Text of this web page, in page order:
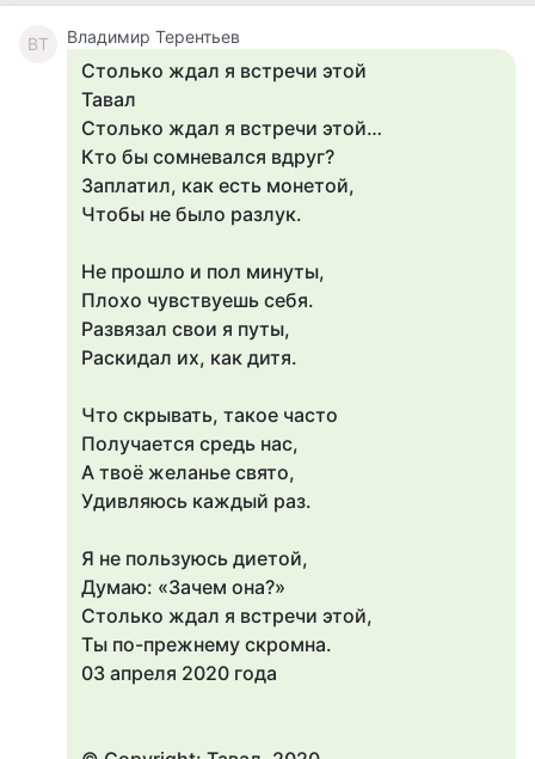
ВТ Владимир Терентьев
Столько ждал я встречи этой
Тавал
Столько ждал я встречи этой…
Кто бы сомневался вдруг?
Заплатил, как есть монетой,
Чтобы не было разлук.
Не прошло и пол минуты,
Плохо чувствуешь себя.
Развязал свои я путы,
Раскидал их, как дитя.
Что скрывать, такое часто
Получается средь нас,
А твоё желанье свято,
Удивляюсь каждый раз.
Я не пользуюсь диетой,
Думаю: «Зачем она?»
Столько ждал я встречи этой,
Ты по-прежнему скромна.
03 апреля 2020 года